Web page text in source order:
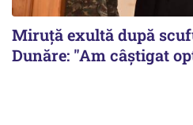
Miruță exultă după
Dunăre: "Am câștigat